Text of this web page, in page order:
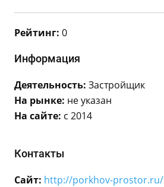
Рейтинг: 0
Информация
Деятельность: Застройщик
На рынке: не указан
На сайте: с 2014
Контакты
Сайт: http://porkhov-prostor.ru/